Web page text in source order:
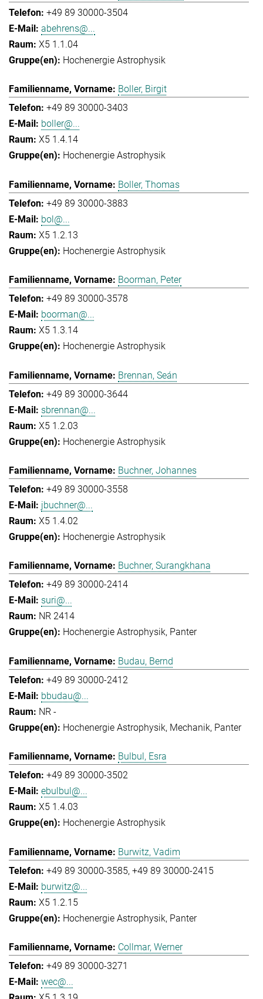
+49 89 30000-3504
abehrens@...
X5 1.1.04
Hochenergie Astrophysik
Boller, Birgit
+49 89 30000-3403
boller@...
X5 1.4.14
Hochenergie Astrophysik
Boller, Thomas
+49 89 30000-3883
bol@...
X5 1.2.13
Hochenergie Astrophysik
Boorman, Peter
+49 89 30000-3578
boorman@...
X5 1.3.14
Hochenergie Astrophysik
Brennan, Seán
+49 89 30000-3644
sbrennan@...
X5 1.2.03
Hochenergie Astrophysik
Buchner, Johannes
+49 89 30000-3558
jbuchner@...
X5 1.4.02
Hochenergie Astrophysik
Buchner, Surangkhana
+49 89 30000-2414
suri@...
NR 2414
Hochenergie Astrophysik Panter
Budau, Bernd
+49 89 30000-2412
bbudau@...
NR -
Hochenergie Astrophysik Mechanik Panter
Bulbul, Esra
+49 89 30000-3502
ebulbul@...
X5 1.4.03
Hochenergie Astrophysik
Burwitz, Vadim
+49 89 30000-3585 +49 89 30000-2415
burwitz@...
X5 1.2.15
Hochenergie Astrophysik Panter
Collmar, Werner
+49 89 30000-3271
wec@...